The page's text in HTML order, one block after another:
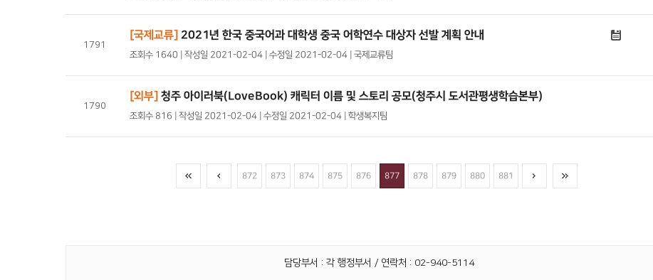
1791
[국제교류] 2021년 한국 중국어과 대학생 중국 어학연수 대상자 선발 계획 안내
조회수 1640 | 작성일 2021-02-04 | 수정일 2021-02-04 | 국제교류팀
1790
[외부] 청주 아이러북(LoveBook) 캐릭터 이름 및 스토리 공모(청주시 도서관평생학습본부)
조회수 816 | 작성일 2021-02-04 | 수정일 2021-02-04 | 학생복지팀
872 873 874 875 876 877 878 879 880 881
담당부서 : 각 행정부서 / 연락처 : 02-940-5114